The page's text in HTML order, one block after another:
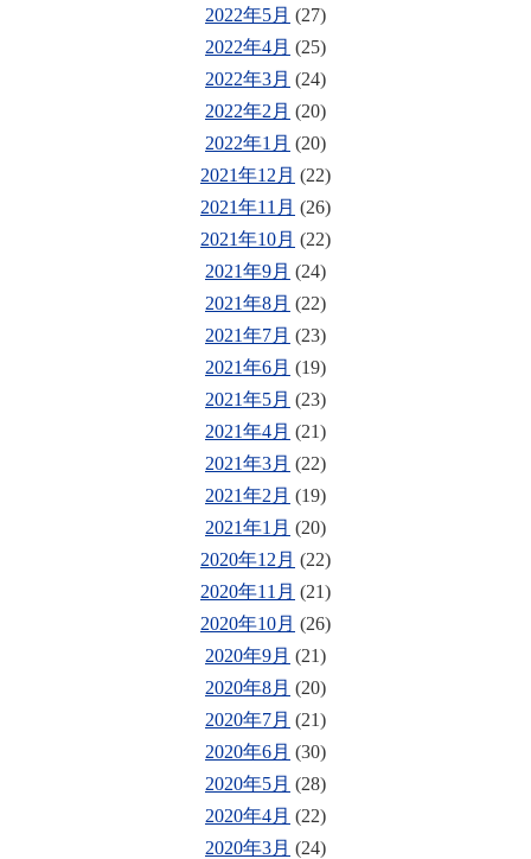
2022年5月 (27)
2022年4月 (25)
2022年3月 (24)
2022年2月 (20)
2022年1月 (20)
2021年12月 (22)
2021年11月 (26)
2021年10月 (22)
2021年9月 (24)
2021年8月 (22)
2021年7月 (23)
2021年6月 (19)
2021年5月 (23)
2021年4月 (21)
2021年3月 (22)
2021年2月 (19)
2021年1月 (20)
2020年12月 (22)
2020年11月 (21)
2020年10月 (26)
2020年9月 (21)
2020年8月 (20)
2020年7月 (21)
2020年6月 (30)
2020年5月 (28)
2020年4月 (22)
2020年3月 (24)